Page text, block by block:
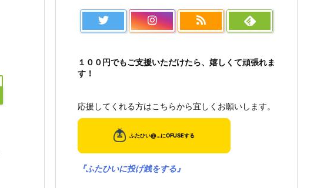
１００円でもご支援いただけたら、嬉しくて頑張れま
す！
応援してくれる方はこちらから宜しくお願いします。
『ふたひいに投げ銭をする』